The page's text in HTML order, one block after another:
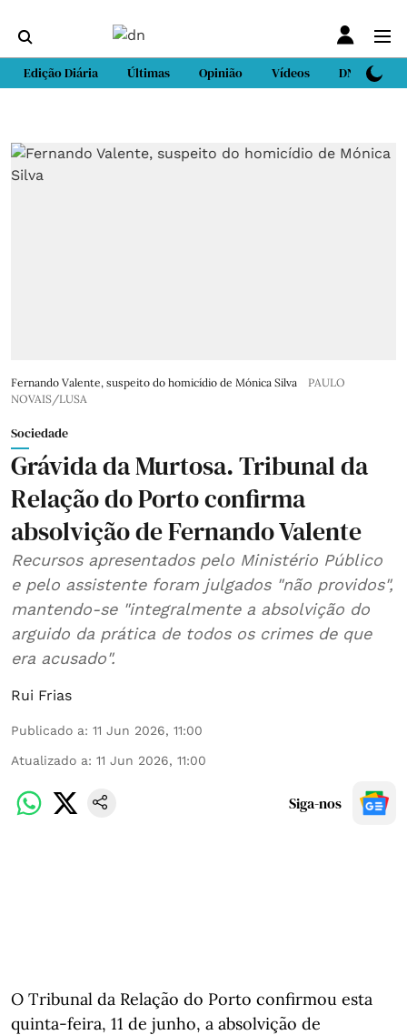
Edição Diária Últimas Opinião Vídeos DN Sport
Fernando Valente, suspeito do homicídio de Mónica Silva
PAULO
NOVAIS/LUSA
Sociedade
Grávida da Murtosa. Tribunal da
Relação do Porto confirma
absolvição de Fernando Valente
Recursos apresentados pelo Ministério Público
e pelo assistente foram julgados "não providos",
mantendo-se "integralmente a absolvição do
arguido da prática de todos os crimes de que
era acusado".
Rui Frias
Publicado a: 11 Jun 2026, 11:00
Atualizado a: 11 Jun 2026, 11:00
Siga-nos
O Tribunal da Relação do Porto confirmou esta
quinta-feira, 11 de junho, a absolvição de